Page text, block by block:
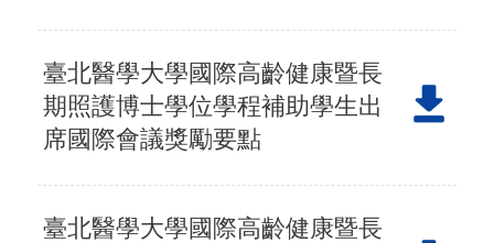
臺北醫學大學國際高齡健康暨長
期照護博士學位學程補助學生出
席國際會議獎勵要點
臺北醫學大學國際高齡健康暨長